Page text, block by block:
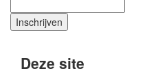
Deze site